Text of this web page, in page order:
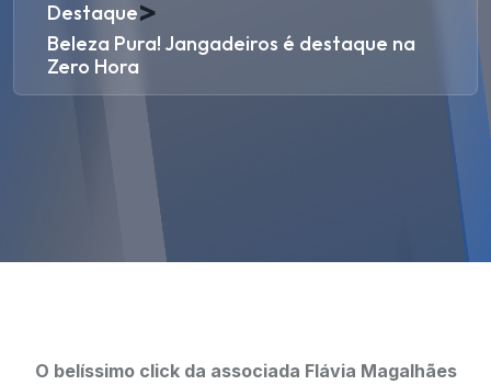
Destaque>
Beleza Pura! Jangadeiros é destaque na
Zero Hora
O belíssimo click da associada Flávia Magalhães